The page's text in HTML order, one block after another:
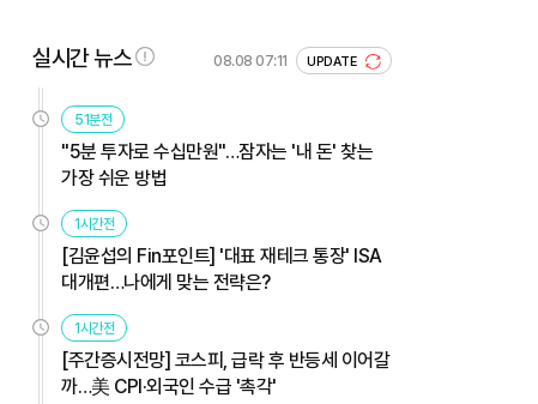
실시간 뉴스 08.08 07:11 UPDATE
51분전
"5분 투자로 수십만원"…잠자는 '내 돈' 찾는
가장 쉬운 방법
1시간전
[김윤섭의 Fin포인트] '대표 재테크 통장' ISA
대개편…나에게 맞는 전략은?
1시간전
[주간증시전망] 코스피, 급락 후 반등세 이어갈
까…美 CPI·외국인 수급 '촉각'